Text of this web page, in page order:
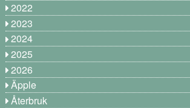
2022
2023
2024
2025
2026
Äpple
Återbruk